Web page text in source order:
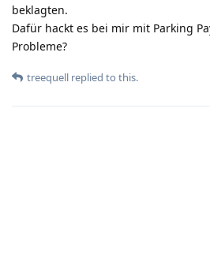
beklagten.
Dafür hackt es bei mir mit Parking
Probleme?
treequell replied to this.